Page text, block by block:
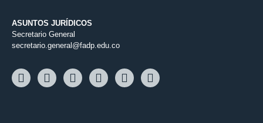
ASUNTOS JURÍDICOS
Secretario General
secretario.general@fadp.edu.co